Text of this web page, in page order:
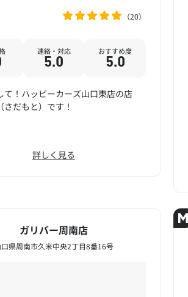
20
連絡・対応
5.0
おすすめ度
5.0
て！ハッピーカーズ山口東店の店
さだもと）です！
詳しく見る
ガリバー周南店
口県周南市久米中央2丁目8番16号